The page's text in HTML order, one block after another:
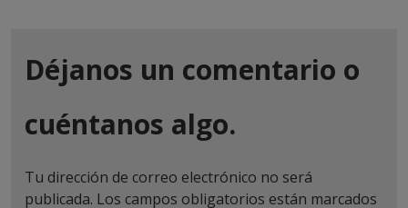
Déjanos un comentario o
cuéntanos algo.
Tu dirección de correo electrónico no será
publicada. Los campos obligatorios están marcados